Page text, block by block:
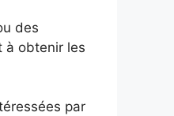
des
à obtenir les
par